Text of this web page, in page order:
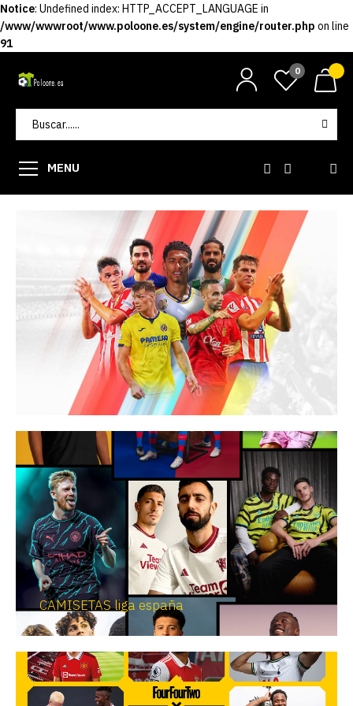
Notice: Undefined index: HTTP_ACCEPT_LANGUAGE in
/www/wwwroot/www.poloone.es/system/engine/router.php on line
91
0
MENU
CAMISETAS liga españa